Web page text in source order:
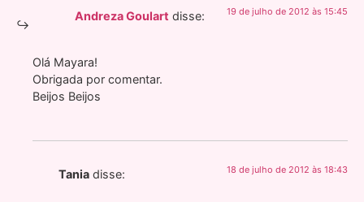
Andreza Goulart disse: 19 de julho de 2012 às 15:45
Olá Mayara!
Obrigada por comentar.
Beijos Beijos
Tania disse: 18 de julho de 2012 às 18:43